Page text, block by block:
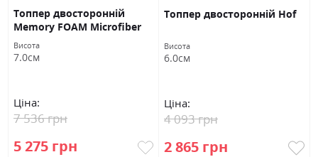
Топпер двосторонній
Memory FOAM Microfiber
Висота
7.0см
Ціна:
5 275 грн
7 536 грн
Топпер двосторонній Hof
Висота
6.0см
Ціна:
2 865 грн
4 093 грн